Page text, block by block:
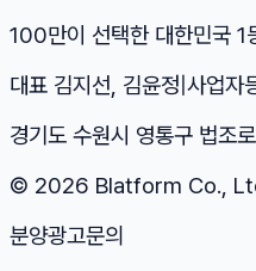
100만이 선택한 대한민국 1
대표 김지선, 김윤정 사업자
경기도 수원시 영통구 법조
© 2026 Blatform Co.,
분양광고문의